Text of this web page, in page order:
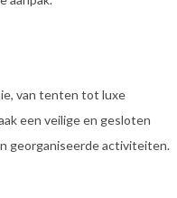
van tenten tot luxe
een veilige en gesloten
georganiseerde activiteiten.